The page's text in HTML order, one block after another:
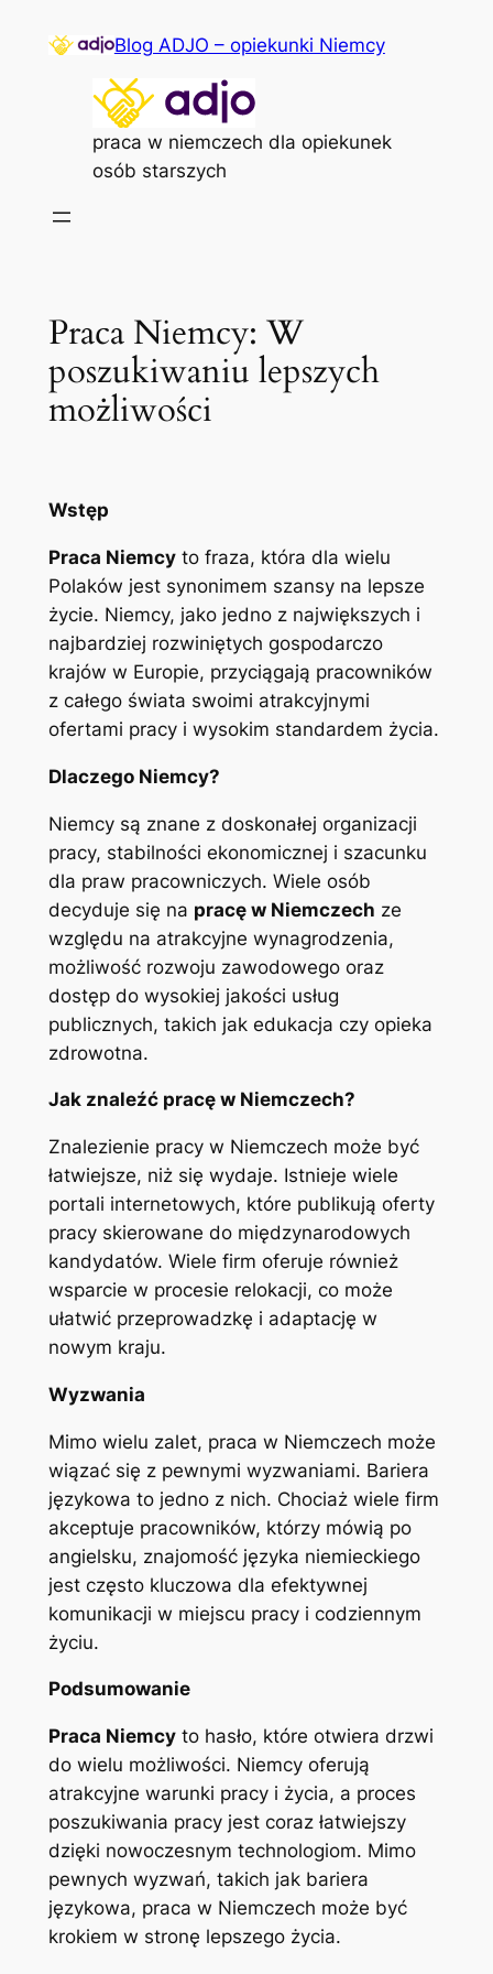
Blog ADJO – opiekunki Niemcy
praca w niemczech dla opiekunek
osób starszych
Praca Niemcy: W
poszukiwaniu lepszych
możliwości
Wstęp
Praca Niemcyto fraza, która dla wielu
Polaków jest synonimem szansy na lepsze
życie. Niemcy, jako jedno z największych i
najbardziej rozwiniętych gospodarczo
krajów w Europie, przyciągają pracowników
z całego świata swoimi atrakcyjnymi
ofertami pracy i wysokim standardem życia.
Dlaczego Niemcy?
Niemcy są znane z doskonałej organizacji
pracy, stabilności ekonomicznej i szacunku
dla praw pracowniczych. Wiele osób
decyduje się na pracę w Niemczech ze
względu na atrakcyjne wynagrodzenia,
możliwość rozwoju zawodowego oraz
dostęp do wysokiej jakości usług
publicznych, takich jak edukacja czy opieka
zdrowotna.
Jak znaleźć pracę w Niemczech?
Znalezienie pracy w Niemczech może być
łatwiejsze, niż się wydaje. Istnieje wiele
portali internetowych, które publikują oferty
pracy skierowane do międzynarodowych
kandydatów. Wiele firm oferuje również
wsparcie w procesie relokacji, co może
ułatwić przeprowadzkę i adaptację w
nowym kraju.
Wyzwania
Mimo wielu zalet, praca w Niemczech może
wiązać się z pewnymi wyzwaniami. Bariera
językowa to jedno z nich. Chociaż wiele firm
akceptuje pracowników, którzy mówią po
angielsku, znajomość języka niemieckiego
jest często kluczowa dla efektywnej
komunikacji w miejscu pracy i codziennym
życiu.
Podsumowanie
Praca Niemcyto hasło, które otwiera drzwi
do wielu możliwości. Niemcy oferują
atrakcyjne warunki pracy i życia, a proces
poszukiwania pracy jest coraz łatwiejszy
dzięki nowoczesnym technologiom. Mimo
pewnych wyzwań, takich jak bariera
językowa, praca w Niemczech może być
krokiem w stronę lepszego życia.